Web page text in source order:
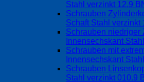
Stahl verzinkt 12.9
Schrauben
Schaft Stahl verzinkt
Schrauben niedriger
Innensechskant
Schrauben mit
Innensechskant
Schrauben
Stahl verzinkt 010.9